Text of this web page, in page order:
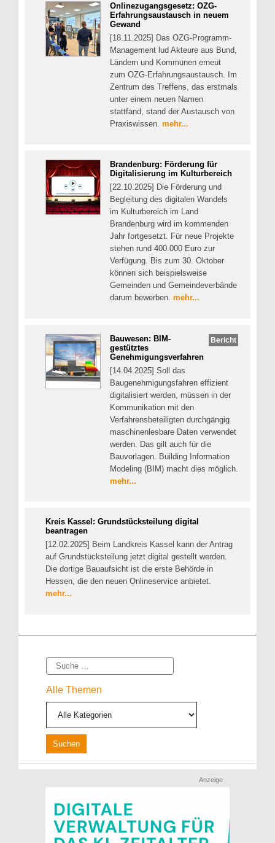
Onlinezugangsgesetz: OZG-
Erfahrungsaustausch in neuem
Gewand
[18.11.2025] Das OZG-Programm-
Management lud Akteure aus Bund,
Ländern und Kommunen erneut
zum OZG-Erfahrungsaustausch. Im
Zentrum des Treffens, das erstmals
unter einem neuen Namen
stattfand, stand der Austausch von
Praxiswissen. mehr...
Brandenburg: Förderung für
Digitalisierung im Kulturbereich
[22.10.2025] Die Förderung und
Begleitung des digitalen Wandels
im Kulturbereich im Land
Brandenburg wird im kommenden
Jahr fortgesetzt. Für neue Projekte
stehen rund 400.000 Euro zur
Verfügung. Bis zum 30. Oktober
können sich beispielsweise
Gemeinden und Gemeindeverbände
darum bewerben. mehr...
Bericht
Bauwesen: BIM-
gestütztes
Genehmigungsverfahren
[14.04.2025] Soll das
Baugenehmigungsfahren effizient
digitalisiert werden, müssen in der
Kommunikation mit den
Verfahrensbeteiligten durchgängig
maschinenlesbare Daten verwendet
werden. Das gilt auch für die
Bauvorlagen. Building Information
Modeling (BIM) macht dies möglich.
mehr...
Kreis Kassel: Grundstücksteilung digital
beantragen
[12.02.2025] Beim Landkreis Kassel kann der Antrag
auf Grundstücksteilung jetzt digital gestellt werden.
Die dortige Bauaufsicht ist die erste Behörde in
Hessen, die den neuen Onlineservice anbietet.
mehr...
Suche
Alle Themen
Anzeige